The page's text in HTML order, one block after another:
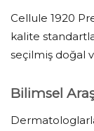
Cellule 1920
kalite
seçilmiş doğal
Bilimsel